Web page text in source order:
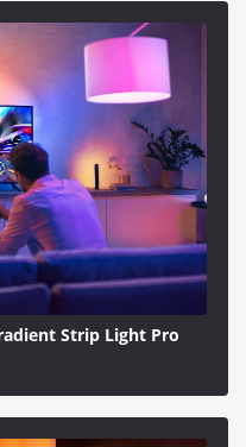
Strip Light Pro